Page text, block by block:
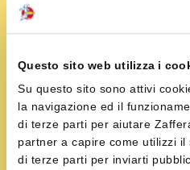
Questo sito web utilizza i
Su questo sito sono attivi
la navigazione ed il
di terze parti per aiutare
partner a capire come utilizzi
di terze parti per inviarti
Tempo:15 minuti